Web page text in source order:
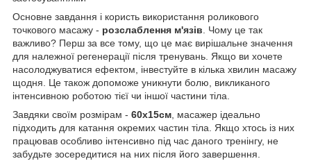
Основне завдання і користь використання роликового
точкового масажу - розслаблення м'язів. Чому це так
важливо? Перш за все тому, що це має вирішальне значення
для належної регенерації після тренувань. Якщо ви хочете
насолоджуватися ефектом, інвестуйте в кілька хвилин масажу
щодня. Це також допоможе уникнути болю, викликаного
інтенсивною роботою тієї чи іншої частини тіла.
Завдяки своїм розмірам - 60х15см, масажер ідеально
підходить для катання окремих частин тіла. Якщо хтось із них
працював особливо інтенсивно під час даного тренінгу, не
забудьте зосередитися на них після його завершення.